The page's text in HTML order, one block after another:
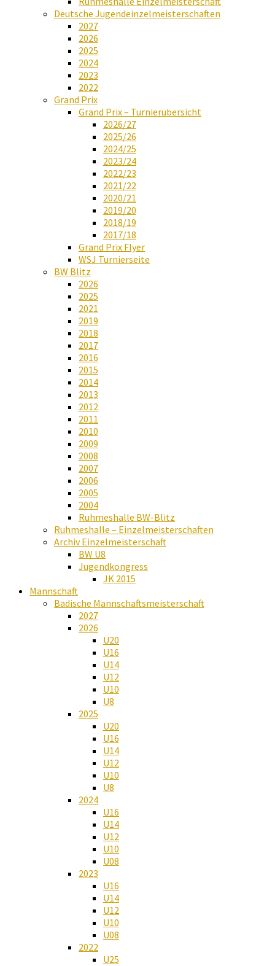
Deutsche Jugendeinzelmeisterschaften
2027
2026
2025
2024
2023
2022
Grand Prix
Grand Prix – Turnierübersicht
2026/27
2025/26
2024/25
2023/24
2022/23
2021/22
2020/21
2019/20
2018/19
2017/18
Grand Prix Flyer
WSJ Turnierseite
BW Blitz
2026
2025
2021
2019
2018
2017
2016
2015
2014
2013
2012
2011
2010
2009
2008
2007
2006
2005
2004
Ruhmeshalle BW-Blitz
Ruhmeshalle – Einzelmeisterschaften
Archiv Einzelmeisterschaft
BW U8
Jugendkongress
JK 2015
Mannschaft
Badische Mannschaftsmeisterschaft
2027
2026
U20
U16
U14
U12
U10
U8
2025
U20
U16
U14
U12
U10
U8
2024
U16
U14
U12
U10
U08
2023
U16
U14
U12
U10
U08
2022
U25